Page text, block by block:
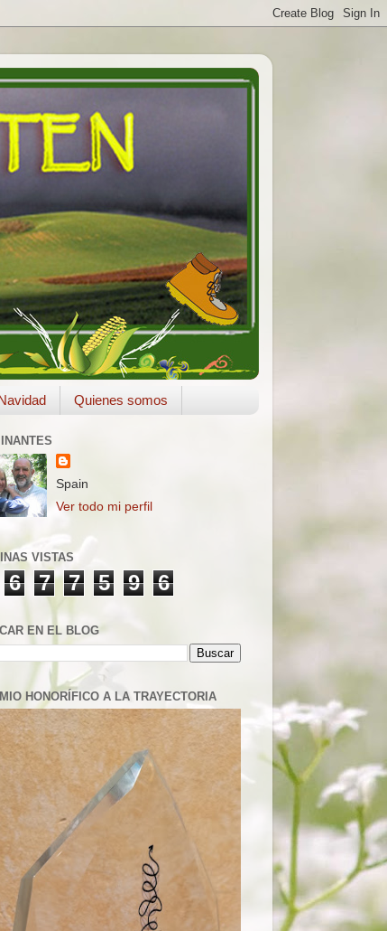
Quienes somos
Spain
Ver todo mi perfil
VISTAS
6 7 7 5 9 6
EN EL BLOG
HONORÍFICO A LA TRAYECTORIA